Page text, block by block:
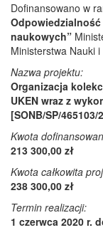
Dofinansowano w
naukowych”
Ministerstwa Nauki
Nazwa projektu:
Organizacja
UKEN wraz z
[SONB/SP/465103/
Kwota
213 300,00 zł
Kwota całkowita
238 300,00 zł
Termin realizacji:
1 czerwca 2020 r.